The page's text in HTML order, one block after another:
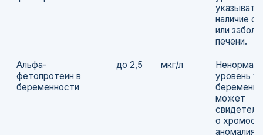
указывать
наличие
или
печени.
Альфа-
фетопротеин в
беременности
до 2,5 мкг/л
уровень у
может
о
аномалиях.